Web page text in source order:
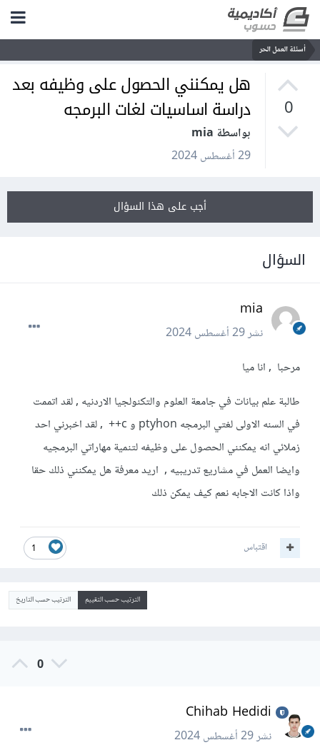
أسئلة العمل الحر
0
هل يمكنني الحصول على وظيفه بعد
دراسة اساسيات لغات البرمجه
بواسطة mia
29 أغسطس 2024
أجب على هذا السؤال
السؤال
mia
نشر29 أغسطس 2024
مرحبا , انا ميا
طالبة علم بيانات في جامعة العلوم والتكنولجيا الاردنيه , لقد اتممت
في السنه الاولى لغتي البرمجه ptyhon و c++ , لقد اخبرني احد
زملائي انه يمكنني الحصول على وظيفه لتنمية مهاراتي البرمجيه
وايضا العمل في مشاريع تدريبيه , اريد معرفة هل يمكنني ذلك حقا
واذا كانت الاجابه نعم كيف يمكن ذلك
1 اقتباس
الترتيب حسب التقييم الترتيب حسب التاريخ
0
Chihab Hedidi
نشر29 أغسطس 2024